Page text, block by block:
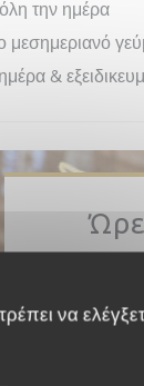
να
την ημέρα
&